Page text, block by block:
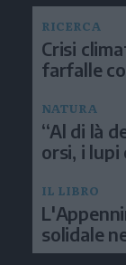
RICERCA
Crisi
farfalle
NATURA
“Al di là
orsi, i lupi
IL LIBRO
solidale